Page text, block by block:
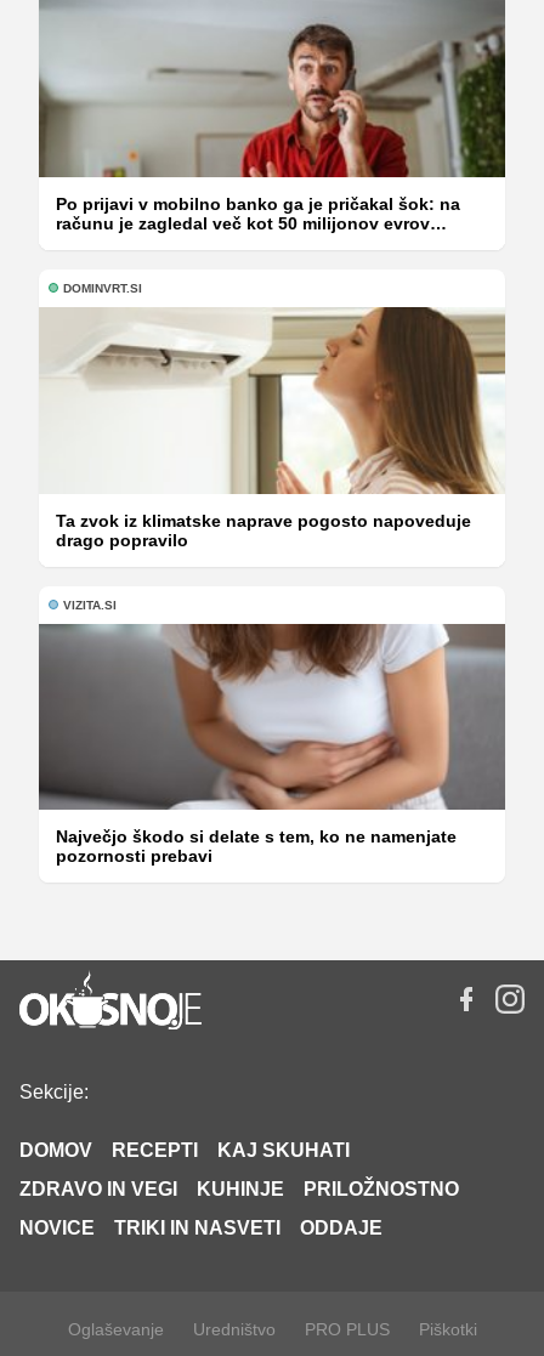
Po prijavi v mobilno banko ga je pričakal šok: na
računu je zagledal več kot 50 milijonov evrov
DOMINVRT.SI
Ta zvok iz klimatske naprave pogosto napoveduje
drago popravilo
VIZITA.SI
Največjo škodo si delate s tem, ko ne namenjate
pozornosti prebavi
Sekcije:
DOMOV RECEPTI
KAJ SKUHATI
ZDRAVO IN VEGI
KUHINJE
PRILOŽNOSTNO
NOVICE
TRIKI IN NASVETI ODDAJE
Oglaševanje Uredništvo PRO PLUS Piškotki